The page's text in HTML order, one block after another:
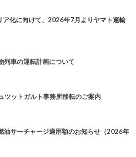
ア化に向けて、2026年7月よりヤマト運輸
列車の運転計画について
ツットガルト事務所移転のご案内
油サーチャージ適用額のお知らせ（2026年